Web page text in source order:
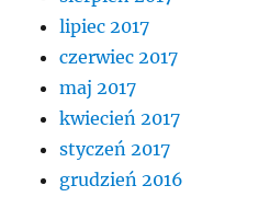
lipiec 2017
czerwiec 2017
maj 2017
kwiecień 2017
styczeń 2017
grudzień 2016